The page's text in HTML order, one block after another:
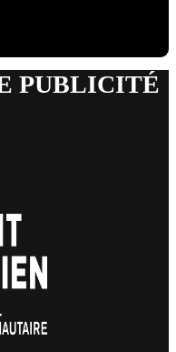
PUBLICITÉ